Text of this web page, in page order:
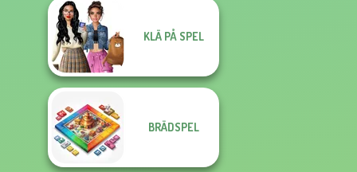
KLÄ PÅ SPEL
BRÄDSPEL